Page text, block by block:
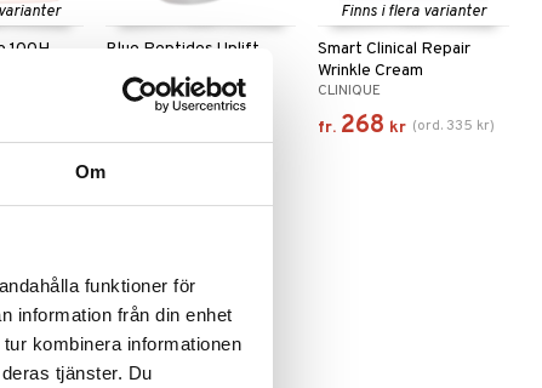
Om
funktioner för
information från din enhet
kombinera informationen
tjänster. Du
100H
Blue Peptides Uplift
BIOTHERM
Finns i flera varianter
Smart Clinical Repair
Wrinkle Cream
CLINIQUE
fr. 268 kr (ord. 335 kr)